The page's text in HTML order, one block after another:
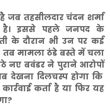
जब तहसीलदार चंदन शर्मा
है। इससे पहले जनपद के
के दौरान भी उन पर कई
तब मामला ठंडे बस्ते में चला
नए बवंडर ने पुराने आरोपों
देखना दिलचस्प होगा कि
कर्ता है या फिर यह